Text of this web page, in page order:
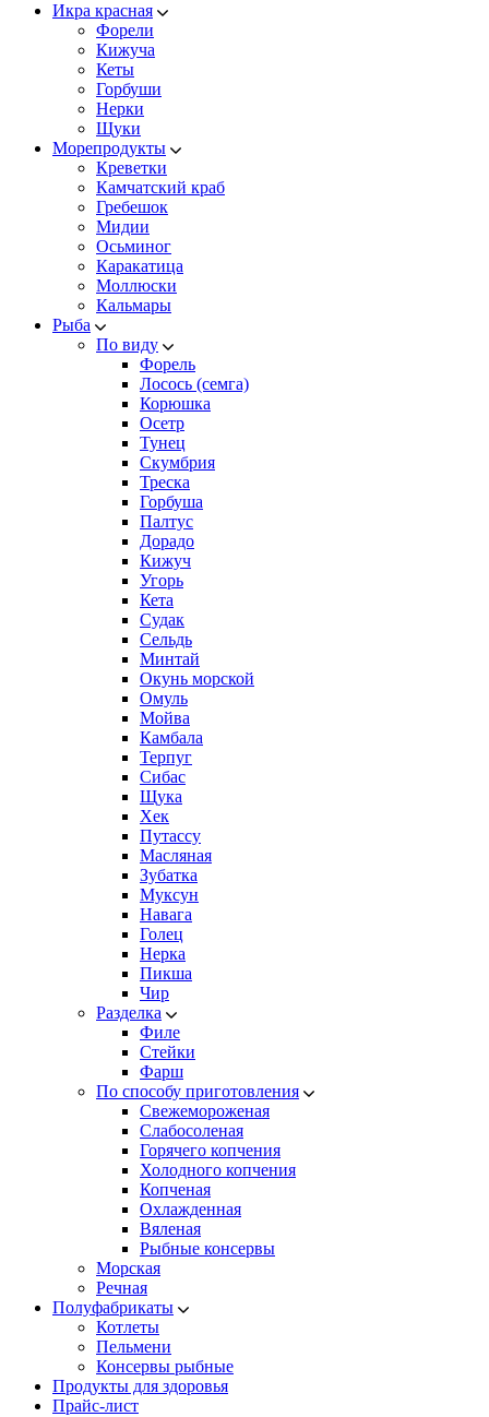
Икра красная
Форели
Кижуча
Кеты
Горбуши
Нерки
Щуки
Морепродукты
Креветки
Камчатский краб
Гребешок
Мидии
Осьминог
Каракатица
Моллюски
Кальмары
Рыба
По виду
Форель
Лосось (семга)
Корюшка
Осетр
Тунец
Скумбрия
Треска
Горбуша
Палтус
Дорадо
Кижуч
Угорь
Кета
Судак
Сельдь
Минтай
Окунь морской
Омуль
Мойва
Камбала
Терпуг
Сибас
Щука
Хек
Путассу
Масляная
Зубатка
Муксун
Навага
Голец
Нерка
Пикша
Чир
Разделка
Филе
Стейки
Фарш
По способу приготовления
Свежемороженая
Cлабосоленая
Горячего копчения
Холодного копчения
Копченая
Охлажденная
Вяленая
Рыбные консервы
Морская
Речная
Полуфабрикаты
Котлеты
Пельмени
Консервы рыбные
Продукты для здоровья
Прайс-лист